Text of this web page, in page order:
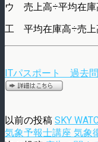
ウ 売上高÷平均在庫
工 平均在庫高÷売上
ITパスポート 過去
以前の投稿 SKY
気象予報士講座 気象